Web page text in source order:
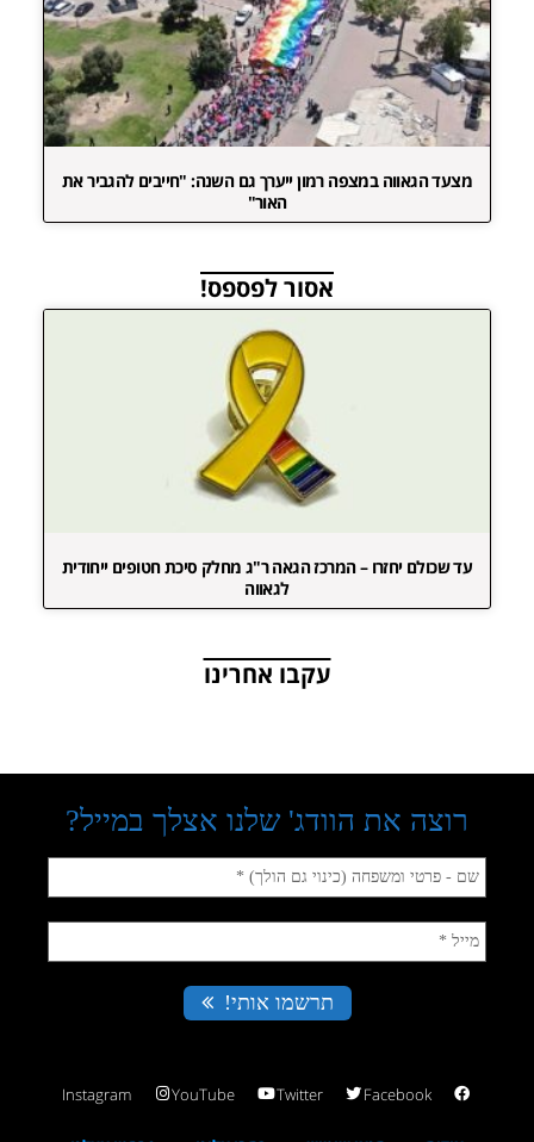
מצעד הגאווה במצפה רמון ייערך גם השנה: "חייבים להגביר את
האור"
אסור לפספס!
עד שכולם יחזרו – המרכז הגאה ר"ג מחלק סיכת חטופים ייחודית
לגאווה
עקבו אחרינו
Facebook
Twitter
YouTube
Instagram